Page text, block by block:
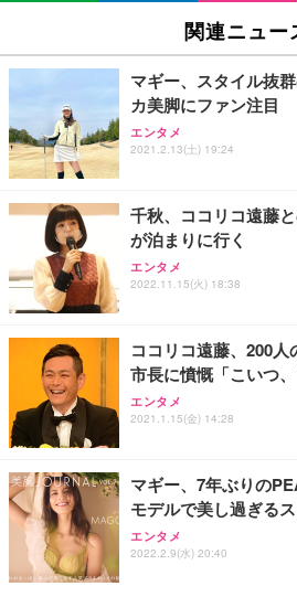
関連ニュー
マギー、スタイル抜
カ美脚にファン注目
エンタメ
2021.2.13(土) 19:24
千秋、ココリコ遠藤
が泊まりに行く
エンタメ
2022.11.15(火) 18:38
ココリコ遠藤、200
市長に憤慨「こいつ、
エンタメ
2021.1.15(金) 14:28
マギー、7年ぶりの
モデルで美し過ぎる
エンタメ
2022.2.9(水) 20:40